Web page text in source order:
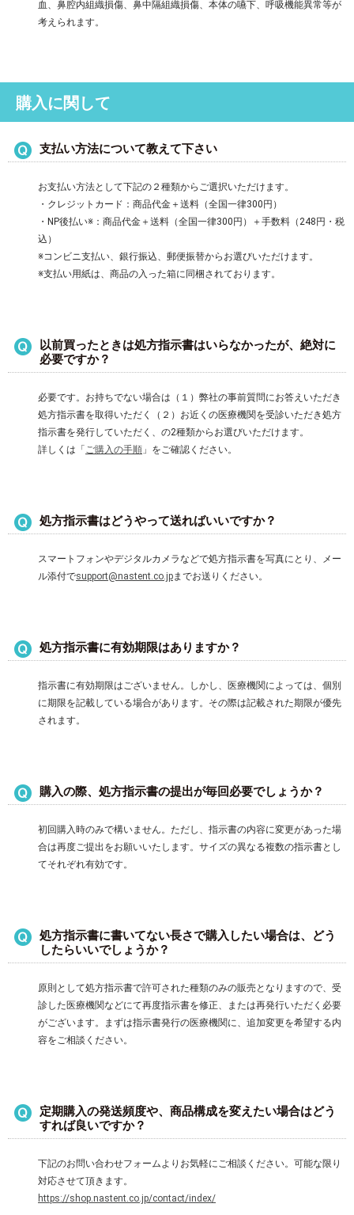
血、鼻腔内組織損傷、鼻中隔組織損傷、本体の嚥下、呼吸機能異常等が
考えられます。
購入に関して
支払い方法について教えて下さい
お支払い方法として下記の２種類からご選択いただけます。
・クレジットカード：商品代金＋送料（全国一律300円）
・NP後払い※：商品代金＋送料（全国一律300円）＋手数料（248円・税
込）
※コンビニ支払い、銀行振込、郵便振替からお選びいただけます。
※支払い用紙は、商品の入った箱に同梱されております。
以前買ったときは処方指示書はいらなかったが、絶対に
必要ですか？
必要です。お持ちでない場合は（１）弊社の事前質問にお答えいただき
処方指示書を取得いただく（２）お近くの医療機関を受診いただき処方
指示書を発行していただく、の2種類からお選びいただけます。
詳しくは「 ご購入の手順 」をご確認ください。
処方指示書はどうやって送ればいいですか？
スマートフォンやデジタルカメラなどで処方指示書を写真にとり、メー
ル添付でsupport@nastent.co.jpまでお送りください。
処方指示書に有効期限はありますか？
指示書に有効期限はございません。しかし、医療機関によっては、個別
に期限を記載している場合があります。その際は記載された期限が優先
されます。
購入の際、処方指示書の提出が毎回必要でしょうか？
初回購入時のみで構いません。ただし、指示書の内容に変更があった場
合は再度ご提出をお願いいたします。サイズの異なる複数の指示書とし
てそれぞれ有効です。
処方指示書に書いてない長さで購入したい場合は、どう
したらいいでしょうか？
原則として処方指示書で許可された種類のみの販売となりますので、受
診した医療機関などにて再度指示書を修正、または再発行いただく必要
がございます。まずは指示書発行の医療機関に、追加変更を希望する内
容をご相談ください。
定期購入の発送頻度や、商品構成を変えたい場合はどう
すれば良いですか？
下記のお問い合わせフォームよりお気軽にご相談ください。可能な限り
対応させて頂きます。
https://shop.nastent.co.jp/contact/index/